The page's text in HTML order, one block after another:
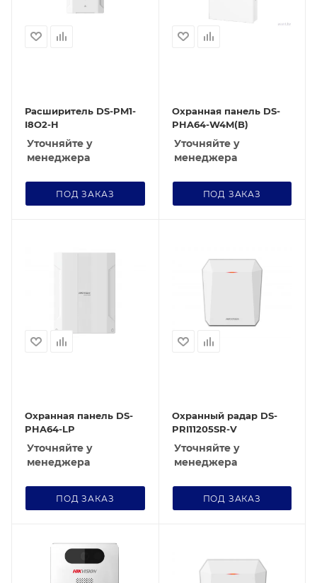
Расширитель DS-PM1-
I8O2-H
Уточняйте у
менеджера
ПОД ЗАКАЗ
Охранная панель DS-
PHA64-W4M(B)
Уточняйте у
менеджера
ПОД ЗАКАЗ
Охранная панель DS-
PHA64-LP
Уточняйте у
менеджера
ПОД ЗАКАЗ
Охранный радар DS-
PRI11205SR-V
Уточняйте у
менеджера
ПОД ЗАКАЗ